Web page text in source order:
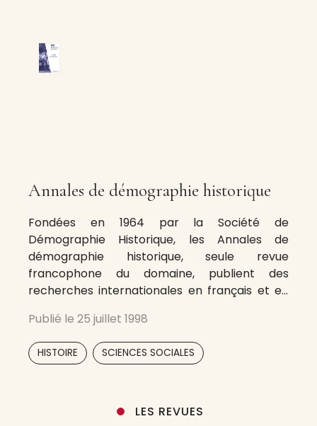
Annales de démographie historique
Fondées en 1964 par la Société de
Démographie Historique, les Annales de
démographie historique, seule revue
francophone du domaine, publient des
recherches internationales en français et en
la population et de la famille telles qu’elles se
présentent aujourd’hui : des travaux soucieux
de leurs méthodes et de leurs
Publié le 25 juillet 1998
HISTOIRE SCIENCES SOCIALES
LES REVUES